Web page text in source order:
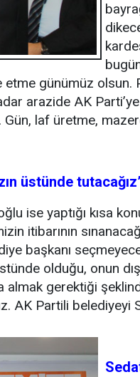
etme günümüz
arazide AK Parti’ye
Gün, laf üretme,
üstünde
ise yaptığı kısa
itibarının
başkanı
olduğu, onun
almak gerektiği
AK Partili belediyeyi